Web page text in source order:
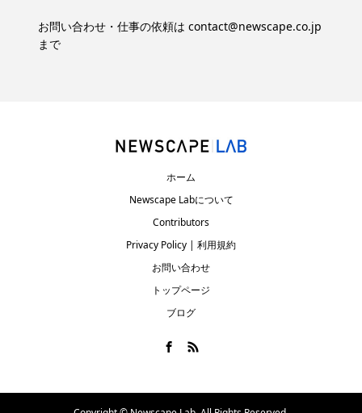
お問い合わせ・仕事の依頼は contact@newscape.co.jp
まで
ホーム
Newscape Labについて
Contributors
Privacy Policy | 利用規約
お問い合わせ
トップページ
ブログ